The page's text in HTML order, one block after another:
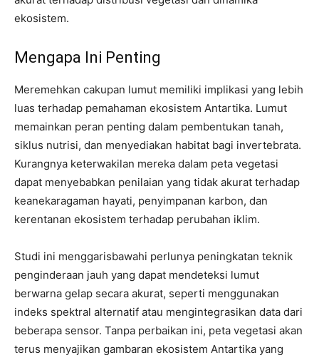
ekosistem.
Mengapa Ini Penting
Meremehkan cakupan lumut memiliki implikasi yang lebih
luas terhadap pemahaman ekosistem Antartika. Lumut
memainkan peran penting dalam pembentukan tanah,
siklus nutrisi, dan menyediakan habitat bagi invertebrata.
Kurangnya keterwakilan mereka dalam peta vegetasi
dapat menyebabkan penilaian yang tidak akurat terhadap
keanekaragaman hayati, penyimpanan karbon, dan
kerentanan ekosistem terhadap perubahan iklim.
Studi ini menggarisbawahi perlunya peningkatan teknik
penginderaan jauh yang dapat mendeteksi lumut
berwarna gelap secara akurat, seperti menggunakan
indeks spektral alternatif atau mengintegrasikan data dari
beberapa sensor. Tanpa perbaikan ini, peta vegetasi akan
terus menyajikan gambaran ekosistem Antartika yang